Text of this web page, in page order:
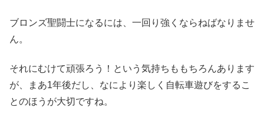
ブロンズ聖闘士になるには、一回り強くならねばなりませ
ん。
それにむけて頑張ろう！という気持ちももちろんあります
が、まあ1年後だし、なにより楽しく自転車遊びをするこ
とのほうが大切ですね。